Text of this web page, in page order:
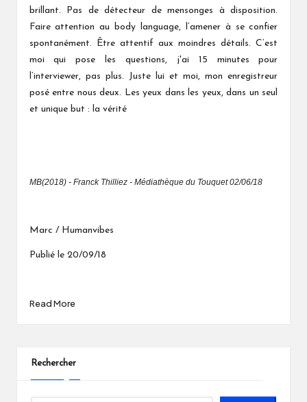
brillant. Pas de détecteur de mensonges à disposition.
Faire attention au body language, l’amener à se confier
spontanément. Être attentif aux moindres détails. C’est
moi qui pose les questions, j'ai 15 minutes pour
l’interviewer, pas plus. Juste lui et moi, mon enregistreur
posé entre nous deux. Les yeux dans les yeux, dans un seul
et unique but : la vérité
MB(2018) - Franck Thilliez - Médiathèque du Touquet 02/06/18
Marc / Humanvibes
Publié le 20/09/18
Read More
Rechercher